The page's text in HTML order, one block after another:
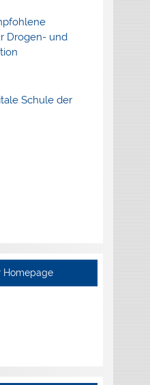
Drogen- und
Schule der
Homepage